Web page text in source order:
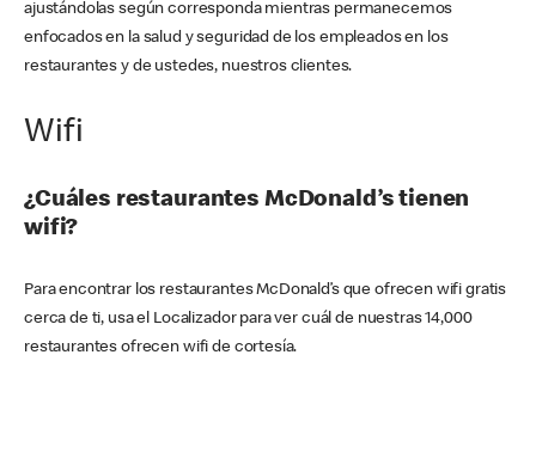
ajustándolas según corresponda mientras permanecemos
enfocados en la salud y seguridad de los empleados en los
restaurantes y de ustedes, nuestros clientes.
Wifi
¿Cuáles restaurantes McDonald’s tienen
wifi?
Para encontrar los restaurantes McDonald’s que ofrecen wifi gratis
cerca de ti, usa el Localizador para ver cuál de nuestras 14,000
restaurantes ofrecen wifi de cortesía.